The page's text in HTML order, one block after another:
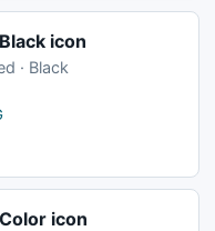
icon
· Black
icon